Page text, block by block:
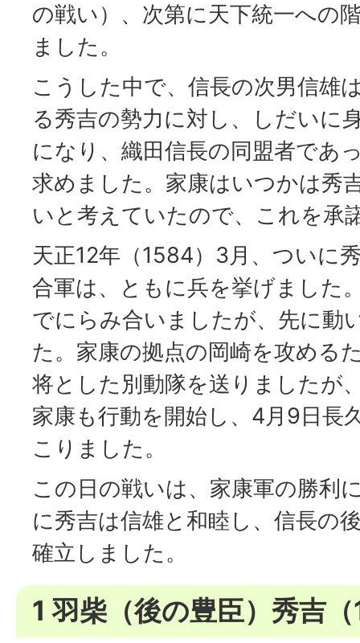
の戦い）、次第に天下統一への
ました。
こうした中で、信長の次男信雄
る秀吉の勢力に対し、しだいに
になり、織田信長の同盟者であ
求めました。家康はいつかは秀
いと考えていたので、これを承
天正12年（1584）3月、ついに
合軍は、ともに兵を挙げました
でにらみ合いましたが、先に動
た。家康の拠点の岡崎を攻める
将とした別動隊を送りましたが
家康も行動を開始し、4月9日長
こりました。
この日の戦いは、家康軍の勝利
に秀吉は信雄と和睦し、信長の
確立しました。
1 羽柴（後の豊臣）秀吉